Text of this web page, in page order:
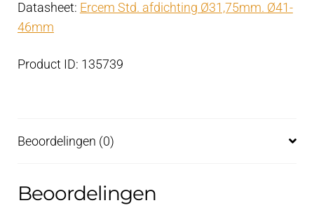
Datasheet: Ercem Std. afdichting Ø31,75mm. Ø41-
46mm
Product ID: 135739
Beoordelingen (0)
Beoordelingen